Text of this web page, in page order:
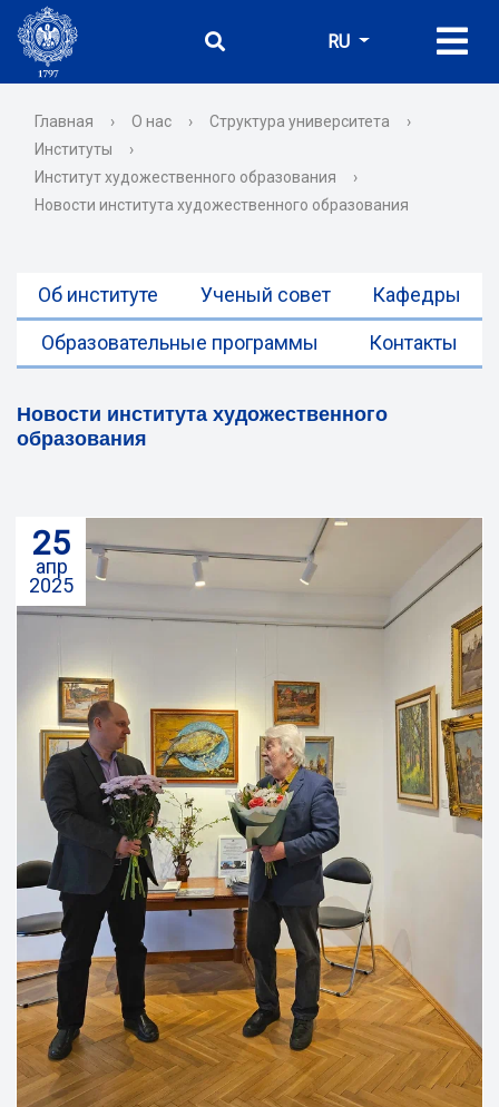
RU
Главная › О нас › Структура университета
›
Институты
›
Институт художественного образования
›
Новости института художественного образования
Об институте Ученый совет Кафедры
Образовательные программы Контакты
Новости института художественного
образования
25
апр
2025